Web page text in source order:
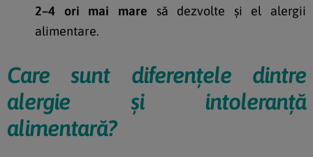
2–4 ori mai mare să dezvolte și el alergii
alimentare.
Care sunt diferențele dintre
alergie și intoleranță
alimentară?